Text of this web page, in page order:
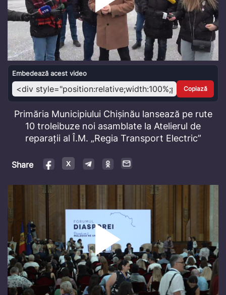
Play
Video
Embedează acest video
Copiază
Primăria Municipiului Chișinău lansează pe rute
10 troleibuze noi asamblate la Atelierul de
reparații al Î.M. „Regia Transport Electric”
Share